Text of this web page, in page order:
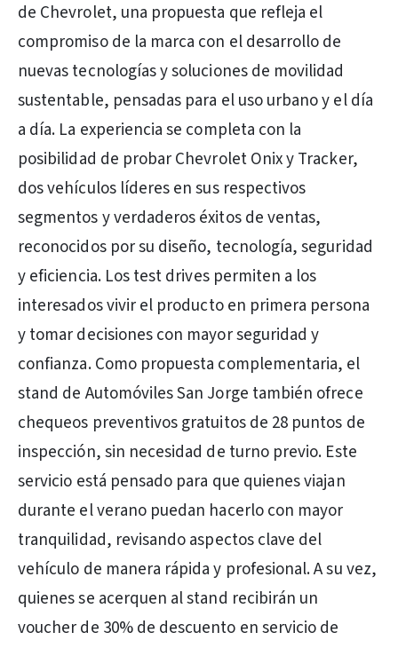
de Chevrolet, una propuesta que refleja el
compromiso de la marca con el desarrollo de
nuevas tecnologías y soluciones de movilidad
sustentable, pensadas para el uso urbano y el día
a día. La experiencia se completa con la
posibilidad de probar Chevrolet Onix y Tracker,
dos vehículos líderes en sus respectivos
segmentos y verdaderos éxitos de ventas,
reconocidos por su diseño, tecnología, seguridad
y eficiencia. Los test drives permiten a los
interesados vivir el producto en primera persona
y tomar decisiones con mayor seguridad y
confianza. Como propuesta complementaria, el
stand de Automóviles San Jorge también ofrece
chequeos preventivos gratuitos de 28 puntos de
inspección, sin necesidad de turno previo. Este
servicio está pensado para que quienes viajan
durante el verano puedan hacerlo con mayor
tranquilidad, revisando aspectos clave del
vehículo de manera rápida y profesional. A su vez,
quienes se acerquen al stand recibirán un
voucher de 30% de descuento en servicio de